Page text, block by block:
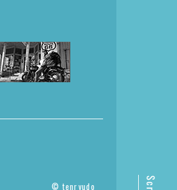
© tenryudo